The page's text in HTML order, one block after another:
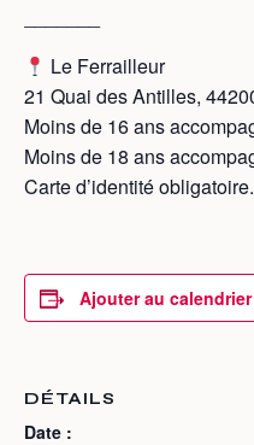
Le Ferrailleur
21 Quai des Antilles,
Moins de 16 ans
Moins de 18 ans
Carte d’identité obligatoire.
Ajouter au calendrier
DÉTAILS
Date :